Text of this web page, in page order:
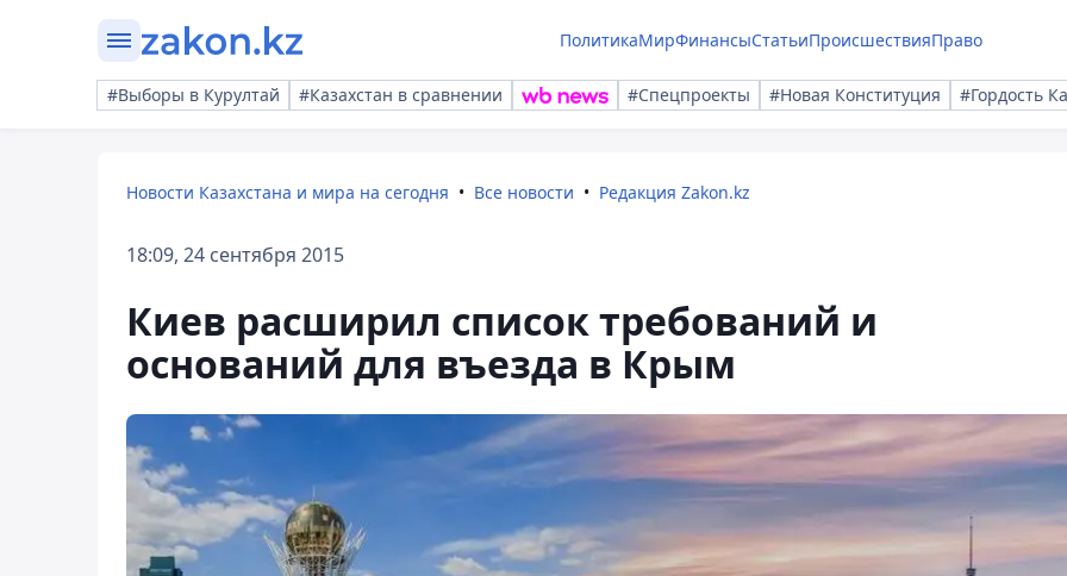
ПолитикаМирФинансыСтатьиПроисшествияПраво
#Выборы в Курултай #Казахстан в сравнении #Спецпроекты #Новая Конституция #Гордость
Новости Казахстана и мира на сегодня Все новости Редакция Zakon.kz
18:09, 24 сентября 2015
Киев расширил список требований и
оснований для въезда в Крым